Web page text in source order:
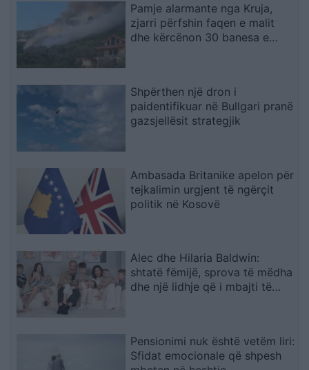
Pamje alarmante nga Kruja,
zjarri përfshin faqen e malit
dhe kërcënon 30 banesa e
Shpërthen një dron i
paidentifikuar në Bullgari pranë
gazsjellësit strategjik
Ambasada Britanike apelon për
tejkalimin urgjent të ngërçit
politik në Kosovë
Alec dhe Hilaria Baldwin:
shtatë fëmijë, sprova të mëdha
dhe një lidhje që i mbajti të
Pensionimi nuk është vetëm liri:
Sfidat emocionale që shpesh